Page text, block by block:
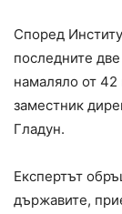
Според
последните
намаляло от
заместник
Гладун.
Експертът
държавите,